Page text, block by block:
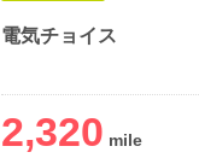
電気チョイス
2,320